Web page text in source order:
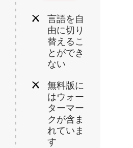
言語を自
由に切り
替えるこ
とができ
ない
無料版に
はウォー
ターマー
クが含ま
れていま
す